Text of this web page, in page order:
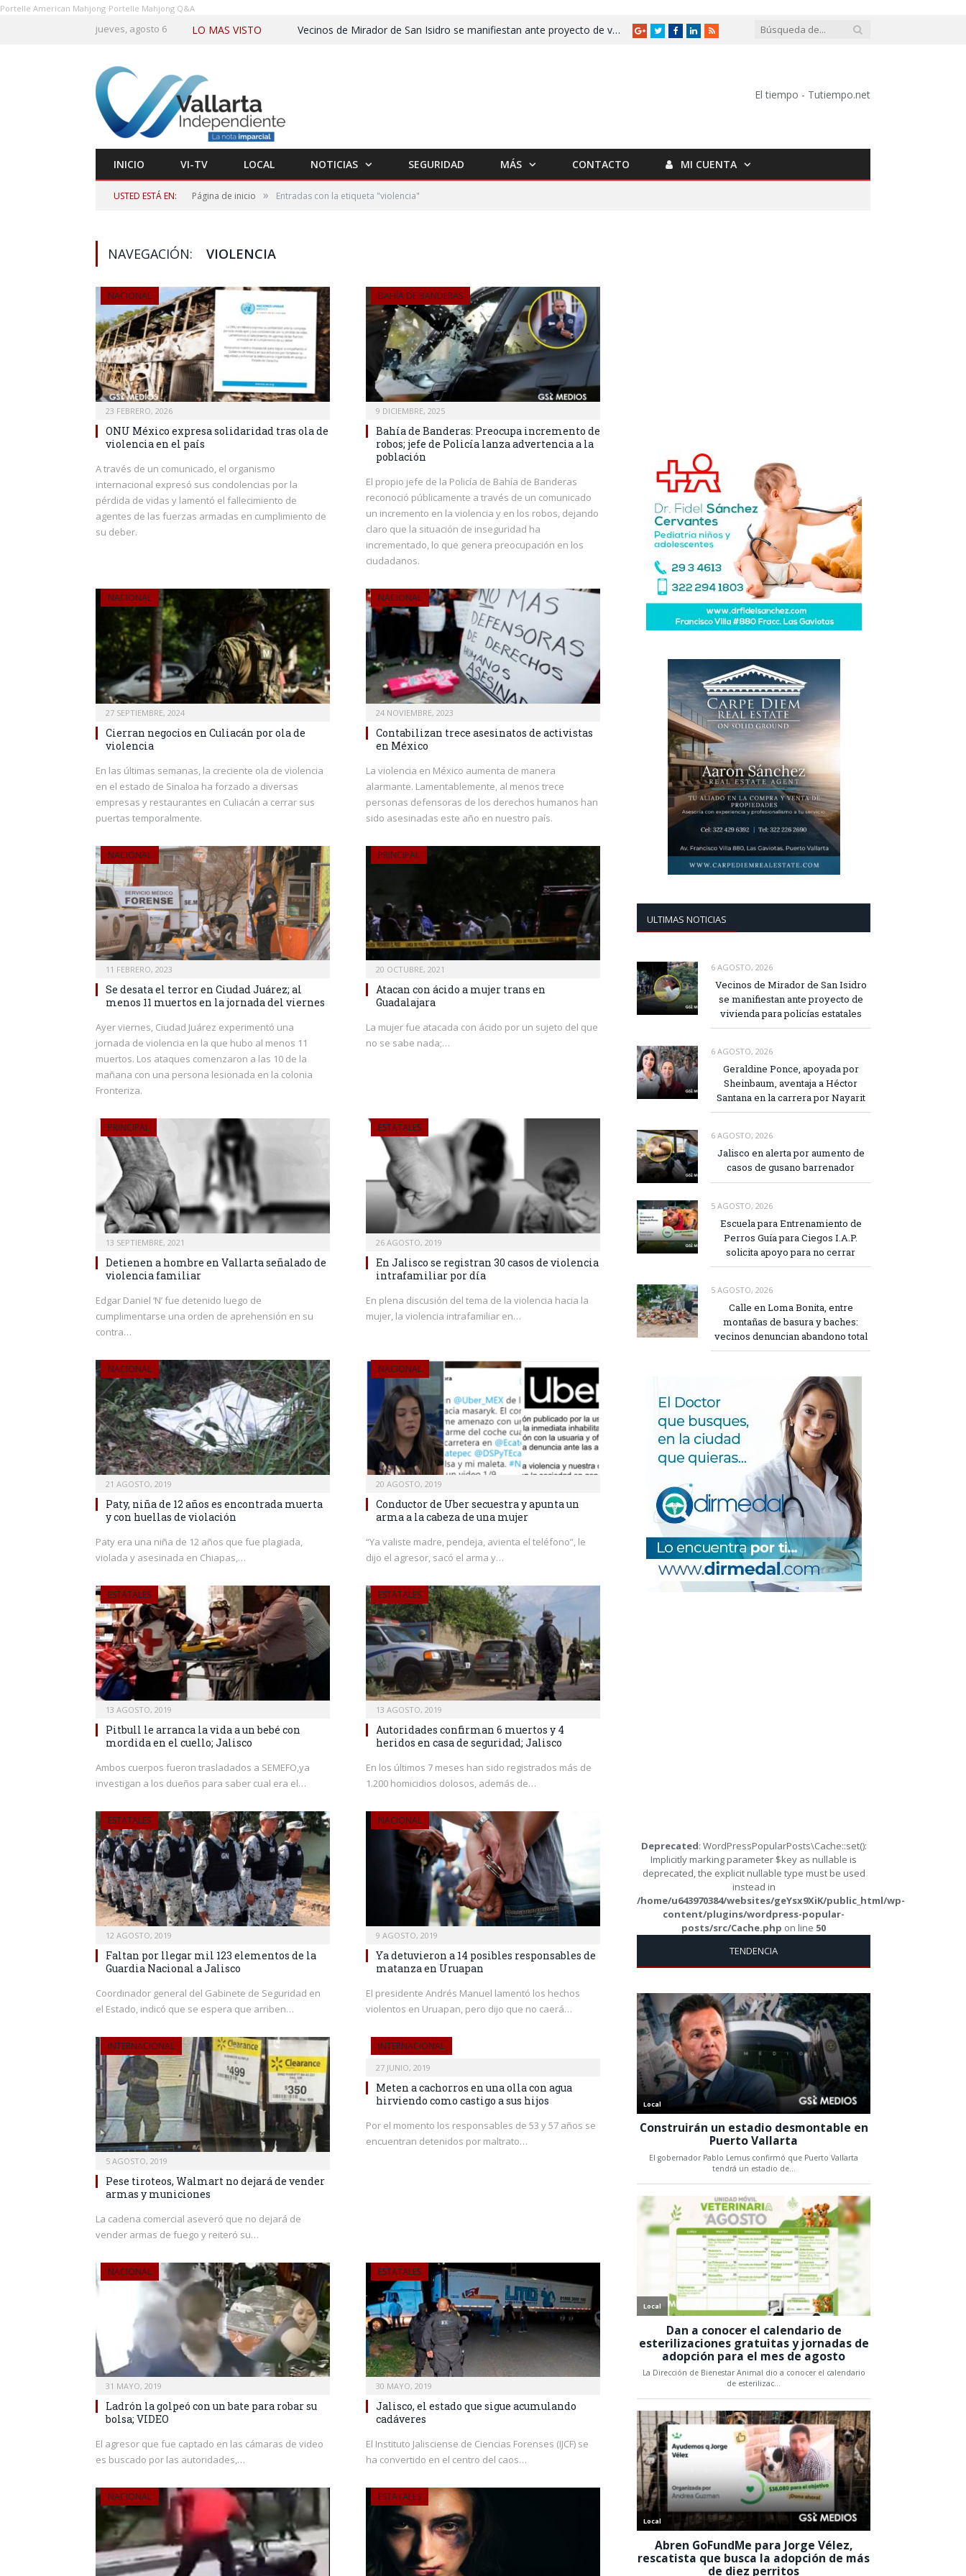
Portelle American Mahjong Portelle Mahjong Q&A
jueves, agosto 6 LO MAS VISTO Vecinos de Mirador de San Isidro se manifiestan ante proyecto de vivienda para policías estatales
GoogleTwitterFacebookLinkedIn
RSS
El tiempo - Tutiempo.net
INICIO VI-TV LOCAL NOTICIAS SEGURIDAD MÁS CONTACTO MI CUENTA
USTED ESTÁ EN: Página de inicio » Entradas con la etiqueta "violencia"
NAVEGACIÓN: VIOLENCIA
NACIONAL
23 FEBRERO, 2026
ONU México expresa solidaridad tras ola de
violencia en el país
A través de un comunicado, el organismo
internacional expresó sus condolencias por la
pérdida de vidas y lamentó el fallecimiento de
agentes de las fuerzas armadas en cumplimiento de
su deber.
BAHÍA DE BANDERAS
9 DICIEMBRE, 2025
Bahía de Banderas: Preocupa incremento de
robos; jefe de Policía lanza advertencia a la
población
El propio jefe de la Policía de Bahía de Banderas
reconoció públicamente a través de un comunicado
un incremento en la violencia y en los robos, dejando
claro que la situación de inseguridad ha
incrementado, lo que genera preocupación en los
ciudadanos.
NACIONAL
27 SEPTIEMBRE, 2024
Cierran negocios en Culiacán por ola de
violencia
En las últimas semanas, la creciente ola de violencia
en el estado de Sinaloa ha forzado a diversas
empresas y restaurantes en Culiacán a cerrar sus
puertas temporalmente.
NACIONAL
24 NOVIEMBRE, 2023
Contabilizan trece asesinatos de activistas
en México
La violencia en México aumenta de manera
alarmante. Lamentablemente, al menos trece
personas defensoras de los derechos humanos han
sido asesinadas este año en nuestro país.
NACIONAL
11 FEBRERO, 2023
Se desata el terror en Ciudad Juárez; al
menos 11 muertos en la jornada del viernes
Ayer viernes, Ciudad Juárez experimentó una
jornada de violencia en la que hubo al menos 11
muertos. Los ataques comenzaron a las 10 de la
mañana con una persona lesionada en la colonia
Fronteriza.
PRINCIPAL
20 OCTUBRE, 2021
Atacan con ácido a mujer trans en
Guadalajara
La mujer fue atacada con ácido por un sujeto del que
no se sabe nada;…
PRINCIPAL
13 SEPTIEMBRE, 2021
Detienen a hombre en Vallarta señalado de
violencia familiar
Edgar Daniel ‘N’ fue detenido luego de
cumplimentarse una orden de aprehensión en su
contra…
ESTATALES
26 AGOSTO, 2019
En Jalisco se registran 30 casos de violencia
intrafamiliar por día
En plena discusión del tema de la violencia hacia la
mujer, la violencia intrafamiliar en…
NACIONAL
21 AGOSTO, 2019
Paty, niña de 12 años es encontrada muerta
y con huellas de violación
Paty era una niña de 12 años que fue plagiada,
violada y asesinada en Chiapas,…
NACIONAL
20 AGOSTO, 2019
Conductor de Uber secuestra y apunta un
arma a la cabeza de una mujer
“Ya valiste madre, pendeja, avienta el teléfono”, le
dijo el agresor, sacó el arma y…
ESTATALES
13 AGOSTO, 2019
Pitbull le arranca la vida a un bebé con
mordida en el cuello; Jalisco
Ambos cuerpos fueron trasladados a SEMEFO,ya
investigan a los dueños para saber cual era el…
ESTATALES
13 AGOSTO, 2019
Autoridades confirman 6 muertos y 4
heridos en casa de seguridad; Jalisco
En los últimos 7 meses han sido registrados más de
1.200 homicidios dolosos, además de…
ESTATALES
12 AGOSTO, 2019
Faltan por llegar mil 123 elementos de la
Guardia Nacional a Jalisco
Coordinador general del Gabinete de Seguridad en
el Estado, indicó que se espera que arriben…
NACIONAL
9 AGOSTO, 2019
Ya detuvieron a 14 posibles responsables de
matanza en Uruapan
El presidente Andrés Manuel lamentó los hechos
violentos en Uruapan, pero dijo que no caerá…
INTERNACIONAL
5 AGOSTO, 2019
Pese tiroteos, Walmart no dejará de vender
armas y municiones
La cadena comercial aseveró que no dejará de
vender armas de fuego y reiteró su…
INTERNACIONAL
27 JUNIO, 2019
Meten a cachorros en una olla con agua
hirviendo como castigo a sus hijos
Por el momento los responsables de 53 y 57 años se
encuentran detenidos por maltrato…
NACIONAL
31 MAYO, 2019
Ladrón la golpeó con un bate para robar su
bolsa; VIDEO
El agresor que fue captado en las cámaras de video
es buscado por las autoridades,…
ESTATALES
30 MAYO, 2019
Jalisco, el estado que sigue acumulando
cadáveres
El Instituto Jalisciense de Ciencias Forenses (IJCF) se
ha convertido en el centro del caos…
NACIONAL ESTATALES
ULTIMAS NOTICIAS
6 AGOSTO, 2026
Vecinos de Mirador de San Isidro
se manifiestan ante proyecto de
vivienda para policías estatales
6 AGOSTO, 2026
Geraldine Ponce, apoyada por
Sheinbaum, aventaja a Héctor
Santana en la carrera por Nayarit
6 AGOSTO, 2026
Jalisco en alerta por aumento de
casos de gusano barrenador
5 AGOSTO, 2026
Escuela para Entrenamiento de
Perros Guía para Ciegos I.A.P.
solicita apoyo para no cerrar
5 AGOSTO, 2026
Calle en Loma Bonita, entre
montañas de basura y baches:
vecinos denuncian abandono total
Deprecated: WordPressPopularPosts\Cache::set():
Implicitly marking parameter $key as nullable is
deprecated, the explicit nullable type must be used
instead in
/home/u643970384/websites/geYsx9XiK/public_html/wp-
content/plugins/wordpress-popular-
posts/src/Cache.php on line 50
TENDENCIA